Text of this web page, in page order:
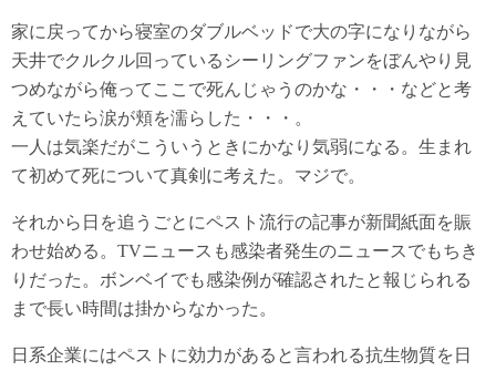
家に戻ってから寝室のダブルベッドで大の字になりながら
天井でクルクル回っているシーリングファンをぼんやり見
つめながら俺ってここで死んじゃうのかな・・・などと考
えていたら涙が頬を濡らした・・・。
一人は気楽だがこういうときにかなり気弱になる。生まれ
て初めて死について真剣に考えた。マジで。
それから日を追うごとにペスト流行の記事が新聞紙面を賑
わせ始める。TVニュースも感染者発生のニュースでもちき
りだった。ボンベイでも感染例が確認されたと報じられる
まで長い時間は掛からなかった。
日系企業にはペストに効力があると言われる抗生物質を日